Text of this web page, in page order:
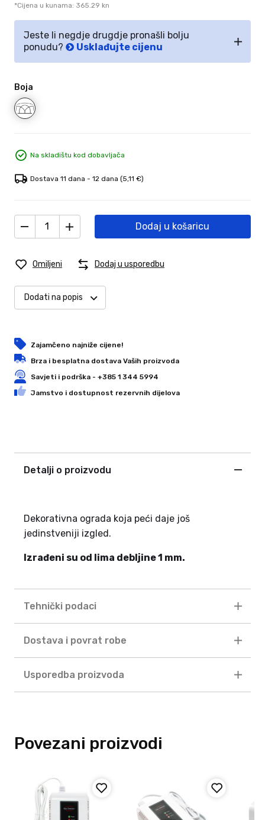
*Cijena u kunama: 365.29 kn
Jeste li negdje drugdje pronašli bolju
ponudu?
Usklađujte cijenu
Boja
Na skladištu kod dobavljača
Dostava 11 dana - 12 dana (5,11 €)
Dodaj u košaricu
Omiljeni Dodaj u usporedbu
Dodati na popis
Zajamčeno najniže cijene!
Brza i besplatna dostava Vaših proizvoda
Savjeti i podrška - +385 1 344 5994
Jamstvo i dostupnost rezervnih dijelova
Detalji o proizvodu
Dekorativna ograda koja peći daje još
jedinstveniji izgled.
Izrađeni su od lima debljine 1 mm.
Tehnički podaci
Dostava i povrat robe
Usporedba proizvoda
Povezani proizvodi